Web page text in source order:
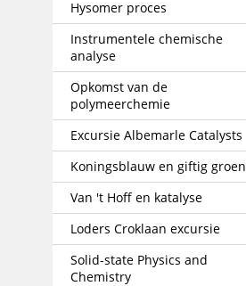
Hysomer proces
Instrumentele chemische
analyse
Opkomst van de
polymeerchemie
Excursie Albemarle Catalysts
Koningsblauw en giftig groen
Van 't Hoff en katalyse
Loders Croklaan excursie
Solid-state Physics and
Chemistry